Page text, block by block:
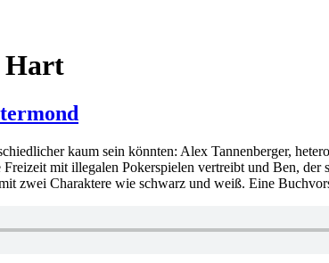
Hart
kaum sein könnten: Alex Tannenberger,
mit illegalen Pokerspielen vertreibt und Ben,
zwei Charaktere wie schwarz und weiß. Eine